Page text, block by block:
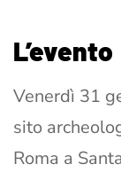
L’evento
Venerdì 31
sito
Roma a